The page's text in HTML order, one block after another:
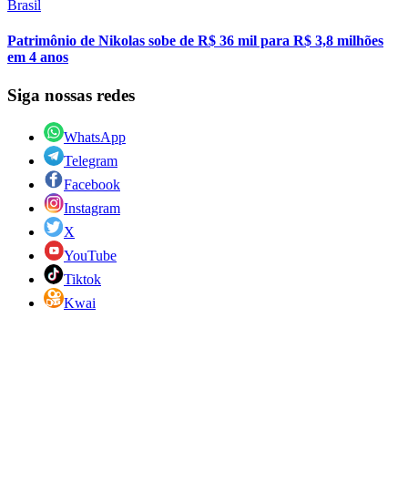
Brasil
Patrimônio de Nikolas sobe de R$ 36 mil para R$ 3,8 milhões
em 4 anos
Siga nossas redes
WhatsApp
Telegram
Facebook
Instagram
X
YouTube
Tiktok
Kwai